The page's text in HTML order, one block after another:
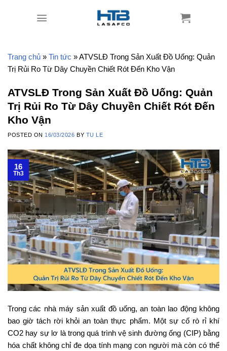
Trang chủ » Tin tức »ATVSLĐ Trong Sản Xuất Đồ Uống: Quản
Trị Rủi Ro Từ Dây Chuyền Chiết Rót Đến Kho Vận
ATVSLĐ Trong Sản Xuất Đồ Uống: Quản
Trị Rủi Ro Từ Dây Chuyền Chiết Rót Đến
Kho Vận
POSTED ON 16/03/2026 BY TU LE
16
Th3
Trong các nhà máy sản xuất đồ uống, an toàn lao động không
bao giờ tách rời khỏi an toàn thực phẩm. Một sự cố rò rỉ khí
CO2 hay sự lơ là trong quá trình vệ sinh đường ống (CIP) bằng
hóa chất không chỉ đe dọa tính mạng con người mà còn có thể